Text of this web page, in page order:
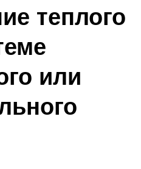
теплого
или